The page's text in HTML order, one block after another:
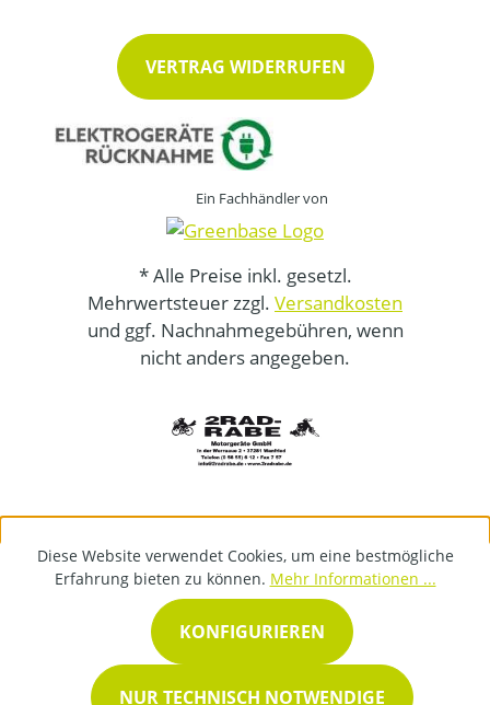
VERTRAG WIDERRUFEN
Ein Fachhändler von
* Alle Preise inkl. gesetzl.
Mehrwertsteuer zzgl. Versandkosten
und ggf. Nachnahmegebühren, wenn
nicht anders angegeben.
Diese Website verwendet Cookies, um eine bestmögliche
Erfahrung bieten zu können. Mehr Informationen ...
NUR TECHNISCH NOTWENDIGE
KONFIGURIEREN